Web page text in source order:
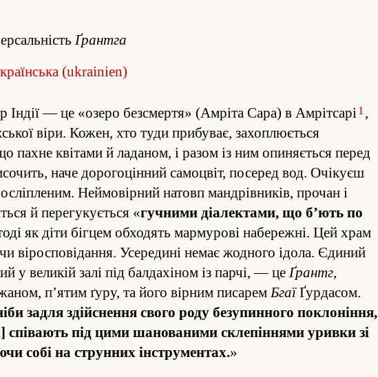
Ґрантга
(ukrainien)
Індії — це «озеро без­смертя» (Амріта Сара) в Амрітсарі1 ,
віри. Кожен, хто туди прибуває, захоплюється
пахне квітами й ла­даном, і разом із ним опиняється перед
наче дорогоцін­ний самоцвіт, посеред вод. Очікуєш
Не­ймовірний натовп мандрівників, прочан і
й пере­гукується «гучними діалектами, що б’ють по
як діти бігцем обходять мармурові набережні. Цей храм
віро­сповіда­н­ня. Усередині немає жодного ідола. Єдиний
у великій залі під балдахіном із парчі, — цеҐрантг,
п’ятим ґуру, та його вірним писаремБгаїҐурдасом.
задля здійсне­ння свого роду без­упин­ного поклоні­н­ня,
спів­ають під цими шанованими склепі­н­нями уривки зі
собі на струн­них інструментах.»